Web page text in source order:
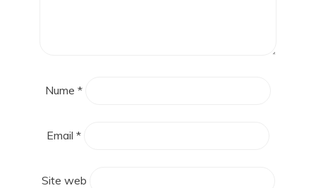
Nume *
Email *
Site web